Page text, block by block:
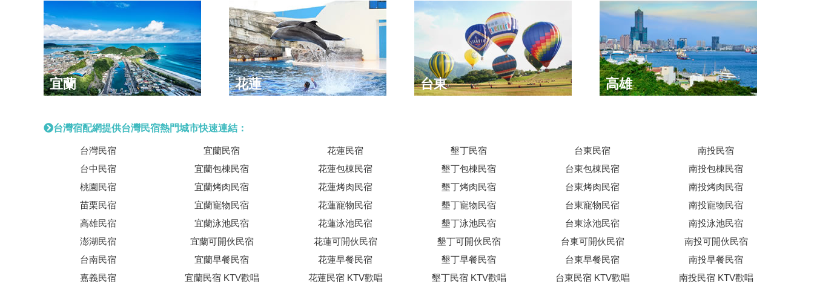
宜蘭 花蓮 台東 高雄
台灣宿配網提供台灣民宿熱門城市快速連結：
台灣民宿
台中民宿
桃園民宿
苗栗民宿
高雄民宿
澎湖民宿
台南民宿
嘉義民宿
宜蘭民宿
宜蘭包棟民宿
宜蘭烤肉民宿
宜蘭寵物民宿
宜蘭泳池民宿
宜蘭可開伙民宿
宜蘭早餐民宿
宜蘭民宿 KTV歡唱
花蓮民宿
花蓮包棟民宿
花蓮烤肉民宿
花蓮寵物民宿
花蓮泳池民宿
花蓮可開伙民宿
花蓮早餐民宿
花蓮民宿 KTV歡唱
墾丁民宿
墾丁包棟民宿
墾丁烤肉民宿
墾丁寵物民宿
墾丁泳池民宿
墾丁可開伙民宿
墾丁早餐民宿
墾丁民宿 KTV歡唱
台東民宿
台東包棟民宿
台東烤肉民宿
台東寵物民宿
台東泳池民宿
台東可開伙民宿
台東早餐民宿
台東民宿 KTV歡唱
南投民宿
南投包棟民宿
南投烤肉民宿
南投寵物民宿
南投泳池民宿
南投可開伙民宿
南投早餐民宿
南投民宿 KTV歡唱